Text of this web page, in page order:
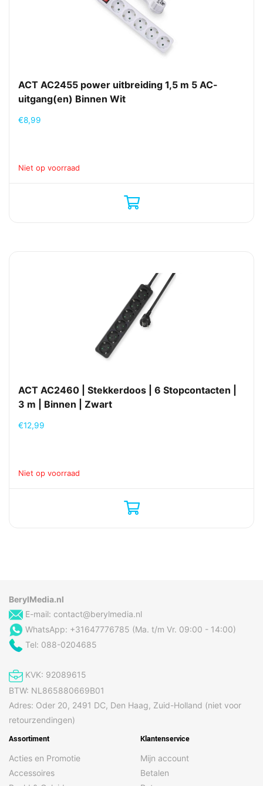
ACT AC2455 power uitbreiding 1,5 m 5 AC-
uitgang(en) Binnen Wit
€8,99
Niet op voorraad
ACT AC2460 | Stekkerdoos | 6 Stopcontacten |
3 m | Binnen | Zwart
€12,99
Niet op voorraad
BerylMedia.nl
E-mail: contact@berylmedia.nl
WhatsApp: +31647776785 (Ma. t/m Vr. 09:00 - 14:00)
Tel: 088-0204685
KVK: 92089615
BTW: NL865880669B01
Adres: Oder 20, 2491 DC, Den Haag, Zuid-Holland (niet voor
retourzendingen)
Assortiment
Acties en Promotie
Accessoires
Klantenservice
Mijn account
Betalen